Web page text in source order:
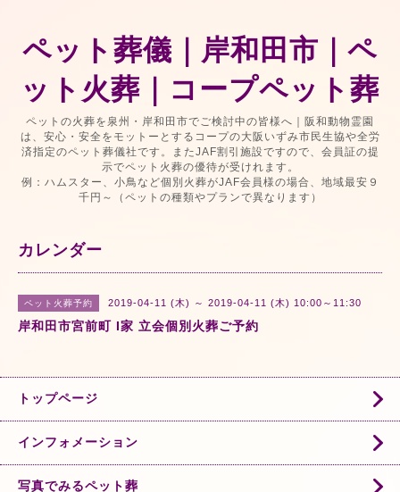
ペット葬儀｜岸和田市｜ペ
ット火葬｜コープペット葬
ペットの火葬を泉州・岸和田市でご検討中の皆様へ｜阪和動物霊園
は、安心・安全をモットーとするコープの大阪いずみ市民生協や全労
済指定のペット葬儀社です。またJAF割引施設ですので、会員証の提
示でペット火葬の優待が受けれます。
例：ハムスター、小鳥など個別火葬がJAF会員様の場合、地域最安９
千円～（ペットの種類やプランで異なります）
カレンダー
ペット火葬予約 2019-04-11 (木) ～ 2019-04-11 (木) 10:00～11:30
岸和田市宮前町 I家 立会個別火葬ご予約
トップページ
インフォメーション
写真でみるペット葬